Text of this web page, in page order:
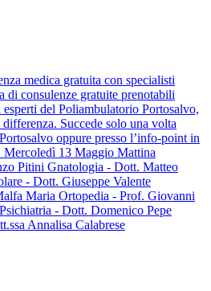
medica gratuita con specialisti
di consulenze gratuite prenotabili
del Poliambulatorio Portosalvo,
Succede solo una volta
oppure presso l’info-point in
13 Maggio Mattina
Pitini Gnatologia - Dott. Matteo
- Dott. Giuseppe Valente
Maria Ortopedia - Prof. Giovanni
- Dott. Domenico Pepe
Annalisa Calabrese